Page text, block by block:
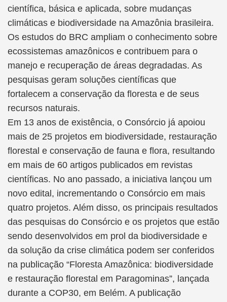
científica, básica e aplicada, sobre mudanças
climáticas e biodiversidade na Amazônia brasileira.
Os estudos do BRC ampliam o conhecimento sobre
ecossistemas amazônicos e contribuem para o
manejo e recuperação de áreas degradadas. As
pesquisas geram soluções científicas que
fortalecem a conservação da floresta e de seus
recursos naturais.
Em 13 anos de existência, o Consórcio já apoiou
mais de 25 projetos em biodiversidade, restauração
florestal e conservação de fauna e flora, resultando
em mais de 60 artigos publicados em revistas
científicas. No ano passado, a iniciativa lançou um
novo edital, incrementando o Consórcio em mais
quatro projetos. Além disso, os principais resultados
das pesquisas do Consórcio e os projetos que estão
sendo desenvolvidos em prol da biodiversidade e
da solução da crise climática podem ser conferidos
na publicação “Floresta Amazônica: biodiversidade
e restauração florestal em Paragominas”, lançada
durante a COP30, em Belém. A publicação